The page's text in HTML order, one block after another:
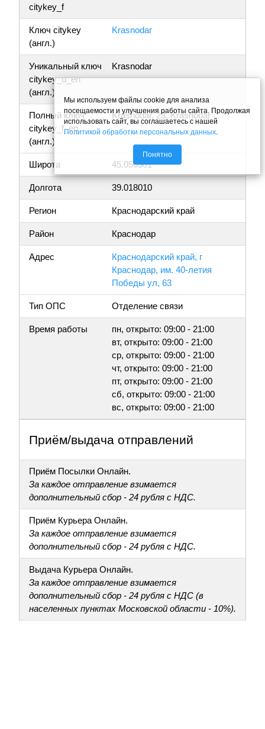
citykey_f
Ключ citykey
(англ.)
Krasnodar
Уникальный ключ
citykey_u_en
(англ.)
Krasnodar
Полный ключ
citykey_f_en
(англ.)
Krasnodar, 23, Krasnodar
Широта 45.056301
Долгота 39.018010
Регион Краснодарский край
Район Краснодар
Адрес
Краснодарский край, г
Краснодар, им. 40-летия
Победы ул, 63
Тип ОПС Отделение связи
Время работы
пн, открыто: 09:00 - 21:00
вт, открыто: 09:00 - 21:00
ср, открыто: 09:00 - 21:00
чт, открыто: 09:00 - 21:00
пт, открыто: 09:00 - 21:00
сб, открыто: 09:00 - 21:00
вс, открыто: 09:00 - 21:00
Приём/выдача отправлений
Приём Посылки Онлайн.
За каждое отправление взимается
дополнительный сбор - 24 рубля с НДС.
Приём Курьера Онлайн.
За каждое отправление взимается
дополнительный сбор - 24 рубля с НДС.
Выдача Курьера Онлайн.
За каждое отправление взимается
дополнительный сбор - 24 рубля с НДС (в
населенных пунктах Московской области - 10%).
Мы используем файлы cookie для анализа
посещаемости и улучшения работы сайта. Продолжая
использовать сайт, вы соглашаетесь с нашей
Политикой обработки персональных данных.
Понятно